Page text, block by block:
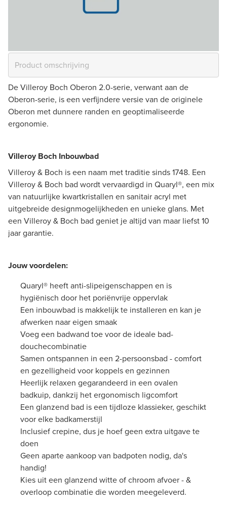
De Villeroy Boch Oberon 2.0-serie, verwant aan de
Oberon-serie, is een verfijndere versie van de originele
Oberon met dunnere randen en geoptimaliseerde
ergonomie.
Villeroy Boch Inbouwbad
Villeroy & Boch is een naam met traditie sinds 1748. Een
Villeroy & Boch bad wordt vervaardigd in Quaryl®, een mix
van natuurlijke kwartkristallen en sanitair acryl met
uitgebreide designmogelijkheden en unieke glans. Met
een Villeroy & Boch bad geniet je altijd van maar liefst 10
jaar garantie.
Jouw voordelen:
Quaryl® heeft anti-slipeigenschappen en is
hygiënisch door het poriënvrije oppervlak
Een inbouwbad is makkelijk te installeren en kan je
afwerken naar eigen smaak
Voeg een badwand toe voor de ideale bad-
douchecombinatie
Samen ontspannen in een 2-persoonsbad - comfort
en gezelligheid voor koppels en gezinnen
Heerlijk relaxen gegarandeerd in een ovalen
badkuip, dankzij het ergonomisch ligcomfort
Een glanzend bad is een tijdloze klassieker, geschikt
voor elke badkamerstijl
Inclusief crepine, dus je hoef geen extra uitgave te
doen
Geen aparte aankoop van badpoten nodig, da's
handig!
Kies uit een glanzend witte of chroom afvoer - &
overloop combinatie die worden meegeleverd.